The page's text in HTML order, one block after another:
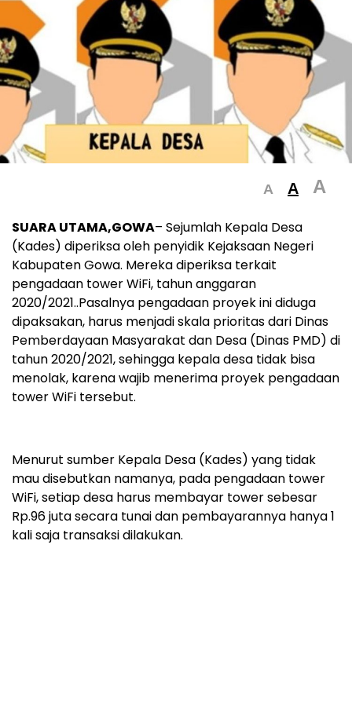
A A A
SUARA UTAMA,GOWA– Sejumlah Kepala Desa
(Kades) diperiksa oleh penyidik Kejaksaan Negeri
Kabupaten Gowa. Mereka diperiksa terkait
pengadaan tower WiFi, tahun anggaran
2020/2021..Pasalnya pengadaan proyek ini diduga
dipaksakan, harus menjadi skala prioritas dari Dinas
Pemberdayaan Masyarakat dan Desa (Dinas PMD) di
tahun 2020/2021, sehingga kepala desa tidak bisa
menolak, karena wajib menerima proyek pengadaan
tower WiFi tersebut.
Menurut sumber Kepala Desa (Kades) yang tidak
mau disebutkan namanya, pada pengadaan tower
WiFi, setiap desa harus membayar tower sebesar
Rp.96 juta secara tunai dan pembayarannya hanya 1
kali saja transaksi dilakukan.